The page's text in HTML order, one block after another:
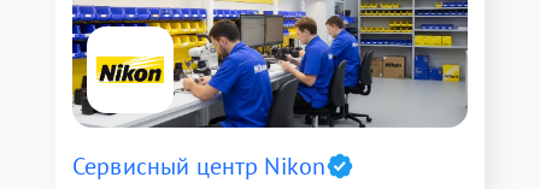
Сервисный центр Nikon